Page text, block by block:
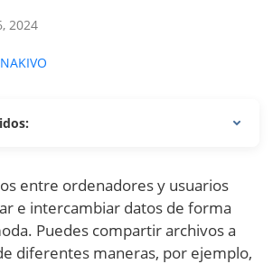
2024
entre ordenadores y usuarios
e intercambiar datos de forma
Puedes compartir archivos a
diferentes maneras, por ejemplo,